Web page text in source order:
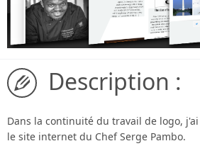
Description :
Dans la continuité du travail de logo,
le site internet du Chef Serge Pambo.